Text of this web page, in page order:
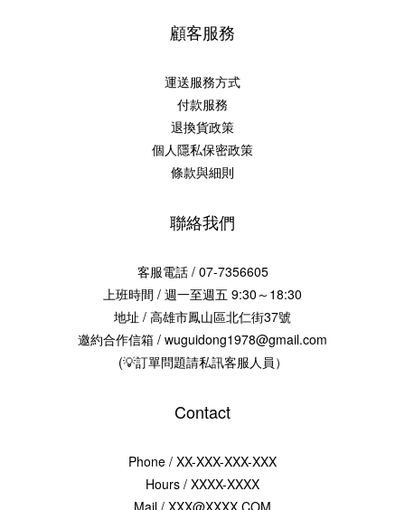
顧客服務
運送服務方式
付款服務
退換貨政策
個人隱私保密政策
條款與細則
聯絡我們
客服電話 / 07-7356605
上班時間 / 週一至週五 9:30～18:30
地址 / 高雄市鳳山區北仁街37號
邀約合作信箱 / wuguidong1978@gmail.com
(💡訂單問題請私訊客服人員）
Contact
Phone / XX-XXX-XXX-XXX
Hours / XXXX-XXXX